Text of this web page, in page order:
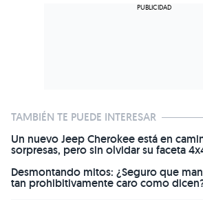
TAMBIÉN TE PUEDE INTERESAR
Un nuevo Jeep Cherokee está en
sorpresas, pero sin olvidar su faceta
Desmontando mitos: ¿Seguro que
tan prohibitivamente caro como